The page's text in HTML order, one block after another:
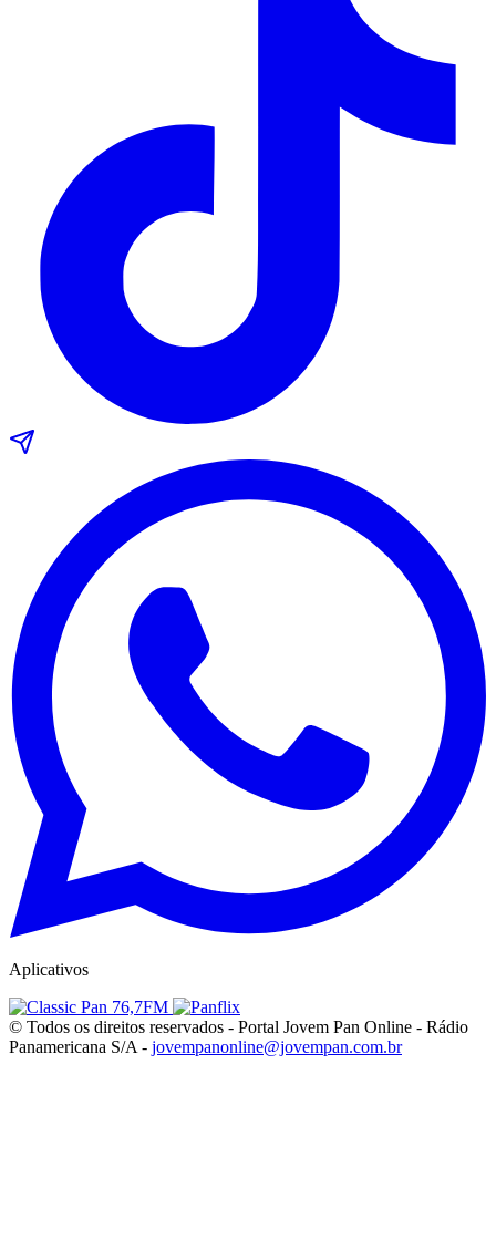
Aplicativos
© Todos os direitos reservados - Portal Jovem Pan Online - Rádio
Panamericana S/A - jovempanonline@jovempan.com.br